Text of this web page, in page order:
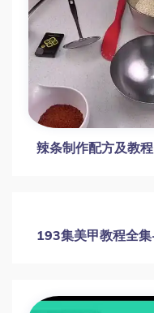
辣条制作配方及教程